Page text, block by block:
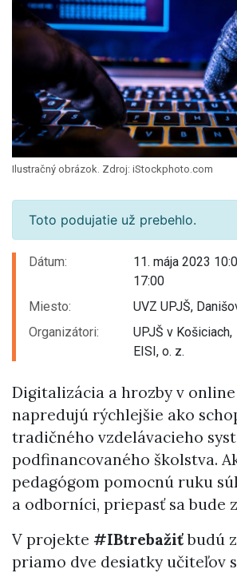
Ilustračný obrázok. Zdroj: iStockphoto.com
Toto podujatie už prebehlo.
Dátum:
11. mája 2023
17:00
Miesto:
UVZ UPJŠ,
Organizátori:
UPJŠ v Košiciach,
EISI, o. z.
Digitalizácia a hrozby v
napredujú rýchlejšie ako
tradičného vzdelávacieho
podfinancovaného školstva.
pedagógom pomocnú ruku
a odborníci, priepasť sa bude
V projekte #IBtrebažiťbudú
priamo dve desiatky učiteľov